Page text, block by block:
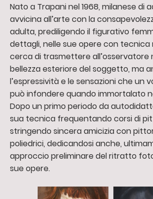
Nato a Trapani nel 1968, milanese di
avvicina all’arte con la
adulta, prediligendo il figurativo
dettagli, nelle sue opere con tecnica
cerca di trasmettere all’osservatore
bellezza esteriore del soggetto, ma
l’espressività e le sensazioni che un
può infondere quando immortalato
Dopo un primo periodo da
sua tecnica frequentando corsi di
stringendo sincera amicizia con
poliedrici, dedicandosi anche,
approccio preliminare del ritratto
sue opere.